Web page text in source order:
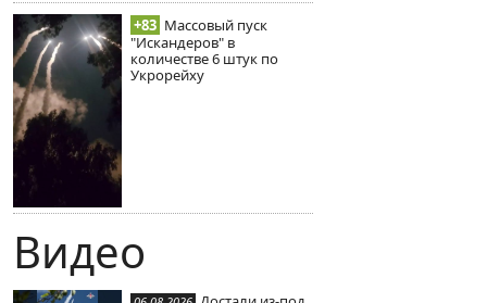
+83 Массовый пуск
"Искандеров" в
количестве 6 штук по
Укрорейху
Видео